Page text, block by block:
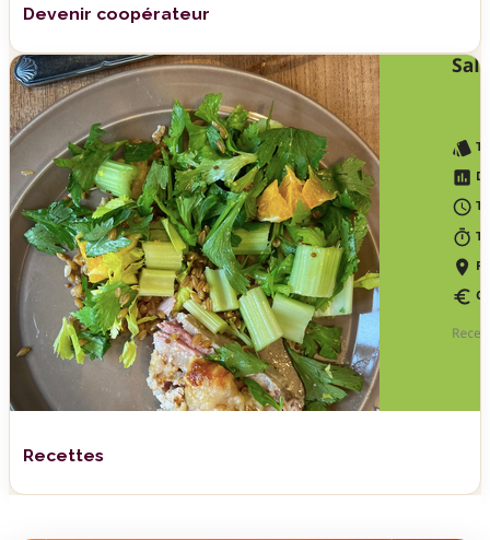
Devenir coopérateur
Recettes